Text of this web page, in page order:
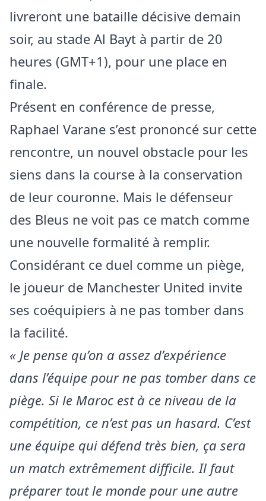
livreront une bataille décisive demain
soir, au stade Al Bayt à partir de 20
heures (GMT+1), pour une place en
finale.
Présent en conférence de presse,
Raphael Varane s’est prononcé sur cette
rencontre, un nouvel obstacle pour les
siens dans la course à la conservation
de leur couronne. Mais le défenseur
des Bleus ne voit pas ce match comme
une nouvelle formalité à remplir.
Considérant ce duel comme un piège,
le joueur de Manchester United invite
ses coéquipiers à ne pas tomber dans
la facilité.
« Je pense qu’on a assez d’expérience
dans l’équipe pour ne pas tomber dans ce
piège. Si le Maroc est à ce niveau de la
compétition, ce n’est pas un hasard. C’est
une équipe qui défend très bien, ça sera
un match extrêmement difficile. Il faut
préparer tout le monde pour une autre